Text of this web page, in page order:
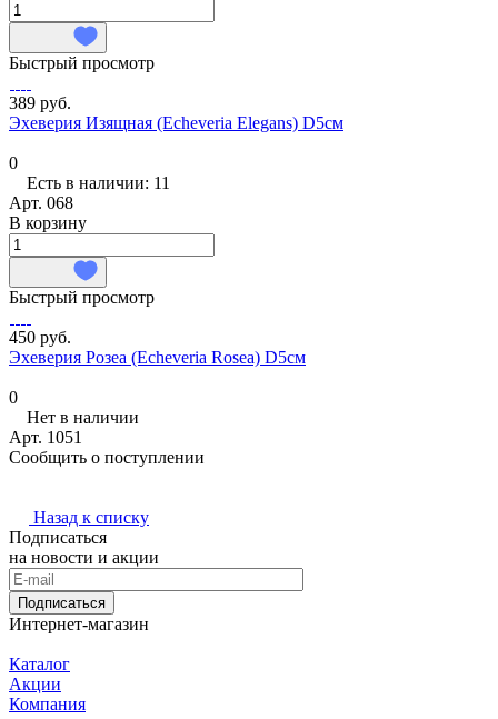
Быстрый просмотр
389 руб.
Эхеверия Изящная (Echeveria Elegans) D5см
0
Есть в наличии: 11
Арт. 068
В корзину
Быстрый просмотр
450 руб.
Эхеверия Розеа (Echeveria Rosea) D5см
0
Нет в наличии
Арт. 1051
Сообщить о поступлении
Назад к списку
Подписаться
на новости и акции
Подписаться
Интернет-магазин
Каталог
Акции
Компания